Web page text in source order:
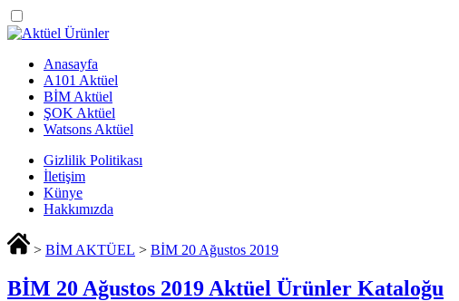
Anasayfa
A101 Aktüel
BİM Aktüel
ŞOK Aktüel
Watsons Aktüel
Gizlilik Politikası
İletişim
Künye
Hakkımızda
> BİM AKTÜEL > BİM 20 Ağustos 2019
BİM 20 Ağustos 2019 Aktüel Ürünler Kataloğu